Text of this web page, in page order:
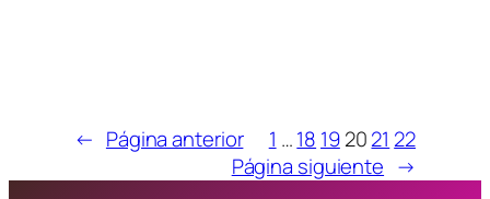
← Página anterior 1 …18 192021 22
Página siguiente →